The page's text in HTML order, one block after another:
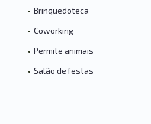
• Brinquedoteca
• Coworking
• Permite animais
• Salão de festas